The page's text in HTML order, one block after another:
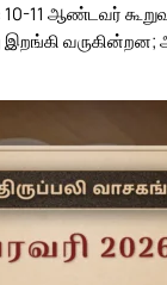
10-11 ஆண்டவர்
இறங்கி